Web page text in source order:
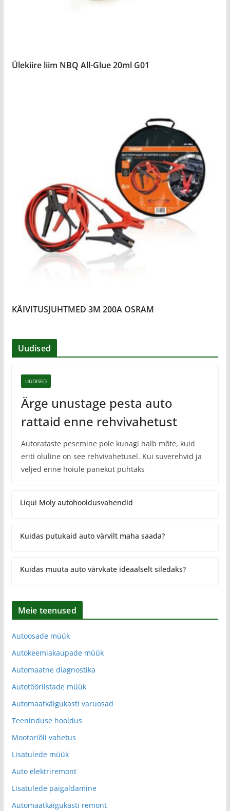
Ülekiire liim NBQ All-Glue 20ml G01
KÄIVITUSJUHTMED 3M 200A OSRAM
Uudised
UUDISED
Ärge unustage pesta auto
rattaid enne rehvivahetust
Autorataste pesemine pole kunagi halb mõte, kuid
eriti oluline on see rehvivahetusel. Kui suverehvid ja
veljed enne hoiule panekut puhtaks
Liqui Moly autohooldusvahendid
Kuidas putukaid auto värvilt maha saada?
Kuidas muuta auto värvkate ideaalselt siledaks?
Meie teenused
Autoosade müük
Autokeemiakaupade müük
Automaatne diagnostika
Autotööriistade müük
Automaatkäigukasti varuosad
Teeninduse hooldus
Mootoriõli vahetus
Lisatulede müük
Auto elektriremont
Lisatulede paigaldamine
Automaatkäigukasti remont